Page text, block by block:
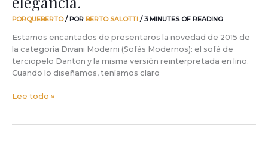
PORQUEBERTO/ POR BERTO SALOTTI /3 MINUTES OF READING
Estamos encantados de presentaros la novedad de 2015 de
la categoría Divani Moderni (Sofás Modernos): el sofá de
terciopelo Danton y la misma versión reinterpretada en lino.
Cuando lo diseñamos, teníamos claro
Lee todo »